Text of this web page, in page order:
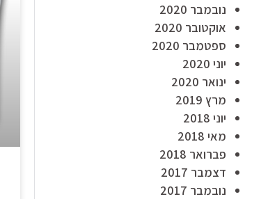
נובמבר 2020
אוקטובר 2020
ספטמבר 2020
יוני 2020
ינואר 2020
מרץ 2019
יוני 2018
מאי 2018
פברואר 2018
דצמבר 2017
נובמבר 2017